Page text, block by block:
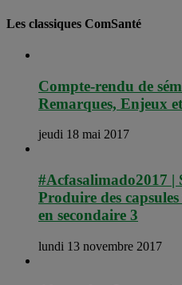
Les classiques ComSanté
Compte-rendu de
Remarques, Enjeux
jeudi 18 mai 2017
#Acfasalimado2017 |
Produire des
en secondaire 3
lundi 13 novembre 2017